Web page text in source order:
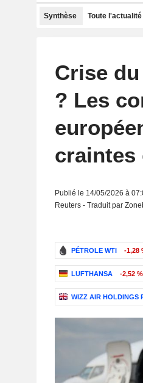
Synthèse Toute l'actualité
Crise
? Les
craintes
Publié le 14/05/2026 à
Reuters - Traduit par
PÉTROLE WTI -1,28
LUFTHANSA -2,52 %
WIZZ AIR HOLDINGS